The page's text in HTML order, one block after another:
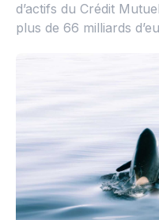
d’actifs du Crédit
plus de 66 milliards